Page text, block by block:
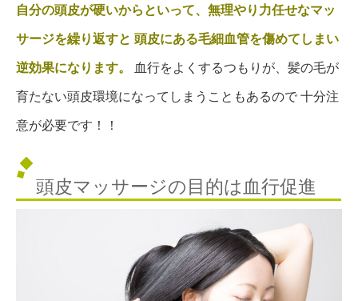
自分の頭皮が硬いからといって、無理やり力任せなマッ
サージを繰り返すと 頭皮にある毛細血管を傷めてしまい
逆効果になります。
血行をよくするつもりが、髪の毛が
育たない頭皮環境になってしまうこともあるので十分注
意が必要です！！
頭皮マッサージの目的は血行促進